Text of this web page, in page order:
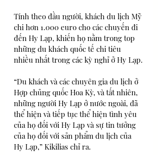
Tính theo đầu người, khách du lịch Mỹ
chi hơn 1.000 euro cho các chuyến đi
đến Hy Lạp, khiến họ nằm trong top
những du khách quốc tế chi tiêu
nhiều nhất trong các kỳ nghỉ ở Hy Lạp.
“Du khách và các chuyên gia du lịch ở
Hợp chủng quốc Hoa Kỳ, và tất nhiên,
những người Hy Lạp ở nước ngoài, đã
thể hiện và tiếp tục thể hiện tình yêu
của họ đối với Hy Lạp và sự tin tưởng
của họ đối với sản phẩm du lịch của
Hy Lạp,” Kikilias chỉ ra.